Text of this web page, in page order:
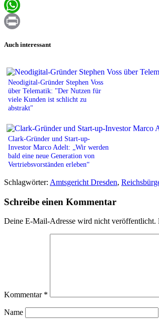
Email
WhatsApp
Auch interessant
Neodigital-Gründer Stephen Voss
über Telematik: "Der Nutzen für
viele Kunden ist schlicht zu
abstrakt"
Clark-Gründer und Start-up-
Investor Marco Adelt: „Wir werden
bald eine neue Generation von
Vertriebsvorständen erleben“
Schlagwörter: Amtsgericht Dresden,
Schreibe einen Kommentar
Deine E-Mail-Adresse wird nicht veröffentlicht.
Kommentar *
Name